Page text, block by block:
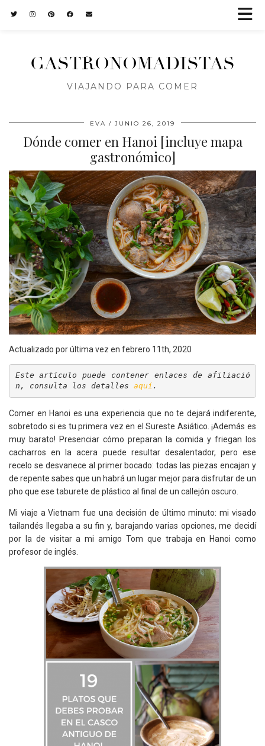
GASTRONOMADISTAS
VIAJANDO PARA COMER
EVA JUNIO 26, 2019
Dónde comer en Hanoi [incluye mapa
gastronómico]
Actualizado por última vez en febrero 11th, 2020
Este artículo puede contener enlaces de afiliació
n, consulta los detalles aquí .
Comer en Hanoi es una experiencia que no te dejará indiferente,
sobretodo si es tu primera vez en el Sureste Asiático. ¡Además es
muy barato! Presenciar cómo preparan la comida y friegan los
cacharros en la acera puede resultar desalentador, pero ese
recelo se desvanece al primer bocado: todas las piezas encajan y
de repente sabes que un habrá un lugar mejor para disfrutar de un
pho que ese taburete de plástico al final de un callejón oscuro.
Mi viaje a Vietnam fue una decisión de último minuto: mi visado
tailandés llegaba a su fin y, barajando varias opciones, me decidí
por la de visitar a mi amigo Tom que trabaja en Hanoi como
profesor de inglés.